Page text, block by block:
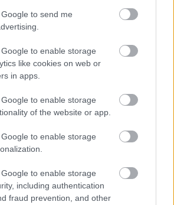
to send me
to enable storage
like cookies on web or
in apps.
to enable storage
of the website or app.
to enable storage
to enable storage
including authentication
fraud prevention, and other
Messengeren
könnyebben megtaláld a
cikkeit